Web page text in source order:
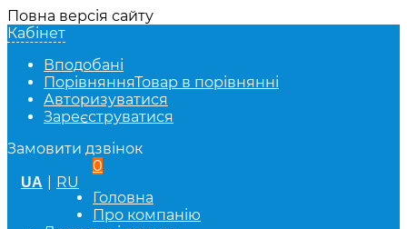
Повна версія сайту
Кабінет
Вподобані
ПорівнянняТовар в порівнянні
Авторизуватися
Зареєструватися
Замовити дзвінок
UA RU
0
Головна
Про компанію